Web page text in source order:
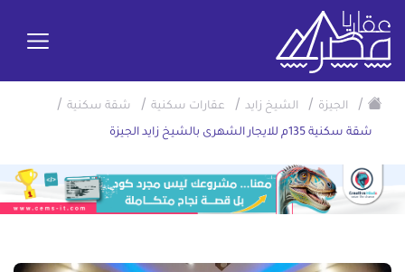
/ الجيزة / الشيخ زايد / عقارات سكنية / شقة سكنية /
شقة سكنية 135م للايجار الشهرى بالشيخ زايد الجيزة